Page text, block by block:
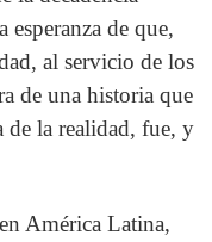
de que,
al servicio de los
de una historia que
de la realidad, fue, y
América Latina,